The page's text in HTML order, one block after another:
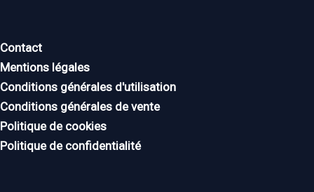
Contact
Mentions légales
Conditions générales d'utilisation
Conditions générales de vente
Politique de cookies
Politique de confidentialité